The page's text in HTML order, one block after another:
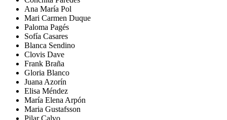
Ana María Pol
Mari Carmen Duque
Paloma Pagés
Sofía Casares
Blanca Sendino
Clovis Dave
Frank Braña
Gloria Blanco
Juana Azorín
Elisa Méndez
María Elena Arpón
Maria Gustafsson
Pilar Calvo